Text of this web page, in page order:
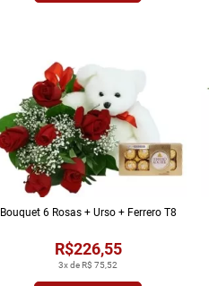
3x de R$ 75,52
R$226,55
Bouquet 6 Rosas + Urso + Ferrero T8